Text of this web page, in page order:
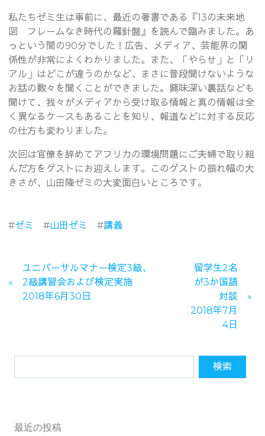
私たちゼミ生は事前に、最近の著書である『13の未来地
図 フレームなき時代の羅針盤』を読んで臨みました。あ
っという間の90分でした！広告、メディア、芸能界の関
係性が非常によくわかりました。また、「やらせ」と「リ
アル」はどこが違うのかなど、まさに普段聞けないような
お話の数々を聞くことができました。興味深い裏話なども
聞けて、我々がメディアから受け取る情報と真の情報は全
く異なるケースもあることを知り、報道などに対する反応
の仕方も変わりました。
次回は官僚を辞めてアフリカの環境問題にご夫婦で取り組
んだ方をゲストにお迎えします。このゲストの振れ幅の大
きさが、山田隆ゼミの大変面白いところです。
#ゼミ #山田ゼミ #講義
ユニバーサルマナー検定3級、
2級講習会および検定実施
2018年6月30日
留学生2名
が3か国語
対談
2018年7月
4日
最近の投稿